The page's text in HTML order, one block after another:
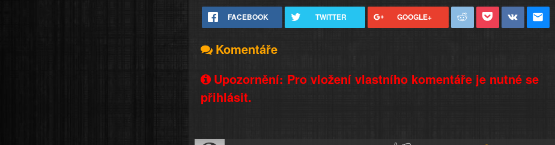
FACEBOOK TWITTER GOOGLE+
Komentáře
Upozornění: Pro vložení vlastního komentáře je nutné se
přihlásit.